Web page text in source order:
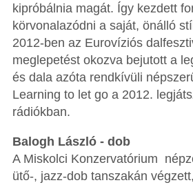
kipróbálnia magát. Így kezdett
körvonalazódni a saját, önálló
2012-ben az Eurovíziós
meglepetést okozva bejutott a
és dala azóta rendkívüli
Learning to let go a 2012.
rádiókban.
Balogh László - dob
A Miskolci Konzervatórium
ütő-, jazz-dob tanszakán